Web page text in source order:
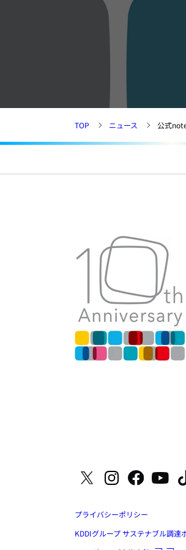
TOP ニュース 公式
プライバシーポリシー
KDDIグループ サステナブル調達